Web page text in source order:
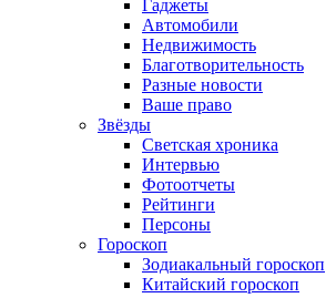
Гаджеты
Автомобили
Недвижимость
Благотворительность
Разные новости
Ваше право
Звёзды
Светская хроника
Интервью
Фотоотчеты
Рейтинги
Персоны
Гороскоп
Зодиакальный гороскоп
Китайский гороскоп